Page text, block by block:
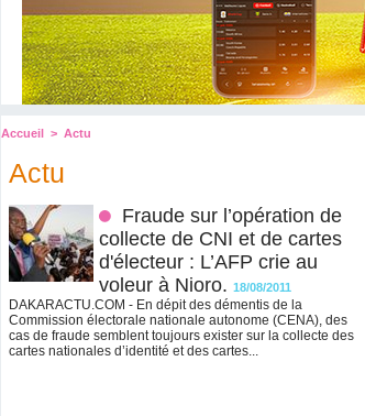
Accueil > Actu
Actu
Fraude sur l’opération de
collecte de CNI et de cartes
d'électeur : L’AFP crie au
voleur à Nioro. 18/08/2011
DAKARACTU.COM - En dépit des démentis de la
Commission électorale nationale autonome (CENA), des
cas de fraude semblent toujours exister sur la collecte des
cartes nationales d’identité et des cartes...